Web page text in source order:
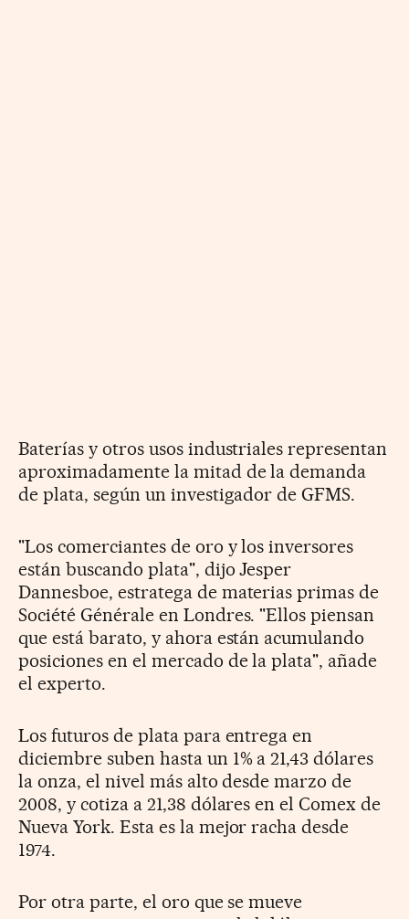
Baterías y otros usos industriales representan
aproximadamente la mitad de la demanda
de plata, según un investigador de GFMS.
"Los comerciantes de oro y los inversores
están buscando plata", dijo Jesper
Dannesboe, estratega de materias primas de
Société Générale en Londres. "Ellos piensan
que está barato, y ahora están acumulando
posiciones en el mercado de la plata", añade
el experto.
Los futuros de plata para entrega en
diciembre suben hasta un 1% a 21,43 dólares
la onza, el nivel más alto desde marzo de
2008, y cotiza a 21,38 dólares en el Comex de
Nueva York. Esta es la mejor racha desde
1974.
Por otra parte, el oro que se mueve